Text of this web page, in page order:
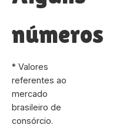
números
* Valores
referentes ao
mercado
brasileiro de
consórcio.